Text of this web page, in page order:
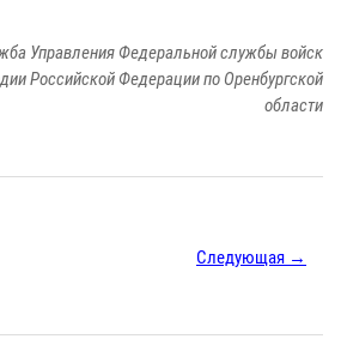
Управления Федеральной службы войск
Российской Федерации по Оренбургской
области
Следующая →